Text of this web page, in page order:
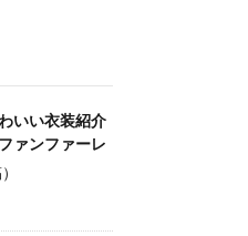
いい衣装紹介
ァンファーレ